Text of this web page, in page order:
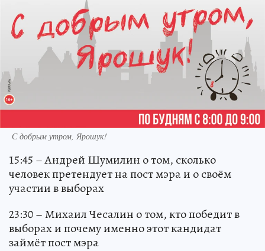
С добрым утром, Ярошук!
15:45 – Андрей Шумилин о том, сколько
человек претендует на пост мэра и о своём
участии в выборах
23:30 – Михаил Чесалин о том, кто победит в
выборах и почему именно этот кандидат
займёт пост мэра